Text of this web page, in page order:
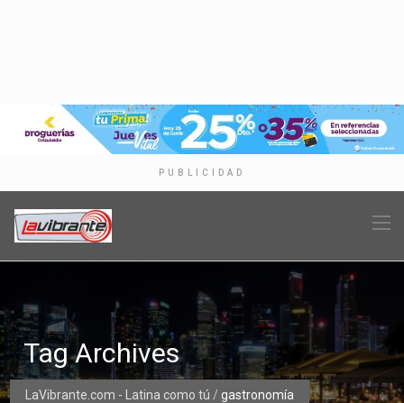
PUBLICIDAD
LaVibrante.com - Latina como tú / gastronomía
Tag Archives